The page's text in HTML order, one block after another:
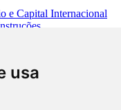
usa
e Capital Internacional
Mobiliários
do SFN
Bancária
Nacional de